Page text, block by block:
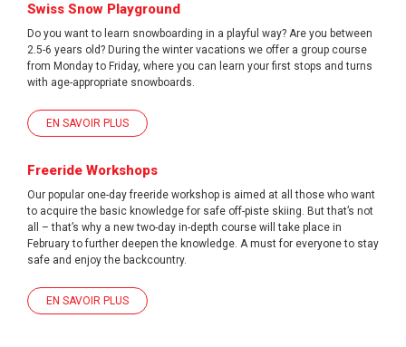
Swiss Snow Playground
Do you want to learn snowboarding in a playful way? Are you between
2.5-6 years old? During the winter vacations we offer a group course
from Monday to Friday, where you can learn your first stops and turns
with age-appropriate snowboards.
EN SAVOIR PLUS
Freeride Workshops
Our popular one-day freeride workshop is aimed at all those who want
to acquire the basic knowledge for safe off-piste skiing. But that’s not
all – that’s why a new two-day in-depth course will take place in
February to further deepen the knowledge. A must for everyone to stay
safe and enjoy the backcountry.
EN SAVOIR PLUS